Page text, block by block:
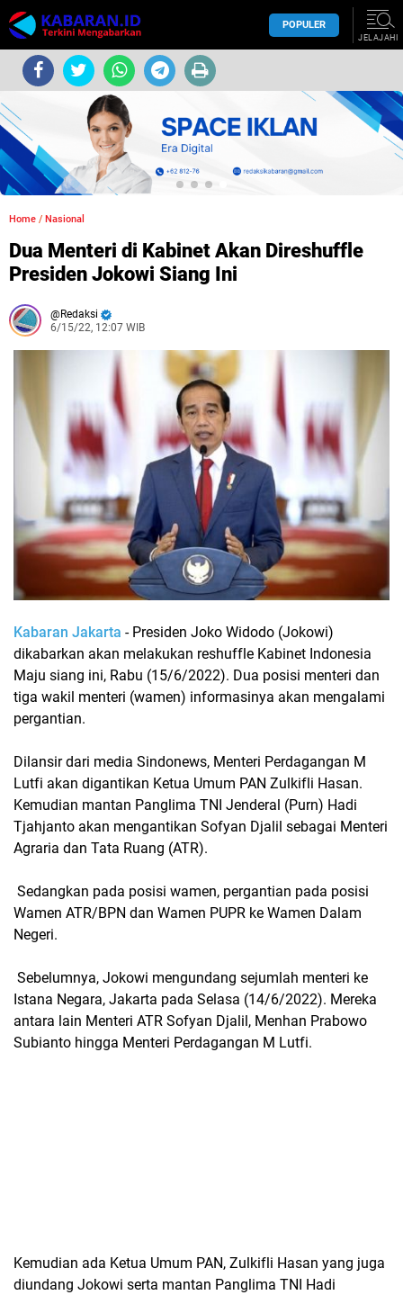
POPULER
JELAJAHI
Home / Nasional
Dua Menteri di Kabinet Akan Direshuffle
Presiden Jokowi Siang Ini
Redaksi
6/15/22, 12:07 WIB
Kabaran Jakarta - Presiden Joko Widodo (Jokowi)
dikabarkan akan melakukan reshuffle Kabinet Indonesia
Maju siang ini, Rabu (15/6/2022). Dua posisi menteri dan
tiga wakil menteri (wamen) informasinya akan mengalami
pergantian.
Dilansir dari media Sindonews, Menteri Perdagangan M
Lutfi akan digantikan Ketua Umum PAN Zulkifli Hasan.
Kemudian mantan Panglima TNI Jenderal (Purn) Hadi
Tjahjanto akan mengantikan Sofyan Djalil sebagai Menteri
Agraria dan Tata Ruang (ATR).
Sedangkan pada posisi wamen, pergantian pada posisi
Wamen ATR/BPN dan Wamen PUPR ke Wamen Dalam
Negeri.
Sebelumnya, Jokowi mengundang sejumlah menteri ke
Istana Negara, Jakarta pada Selasa (14/6/2022). Mereka
antara lain Menteri ATR Sofyan Djalil, Menhan Prabowo
Subianto hingga Menteri Perdagangan M Lutfi.
Kemudian ada Ketua Umum PAN, Zulkifli Hasan yang juga
diundang Jokowi serta mantan Panglima TNI Hadi